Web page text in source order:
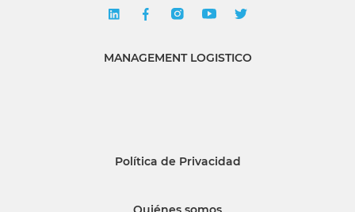
MANAGEMENT LOGISTICO
Política de Privacidad